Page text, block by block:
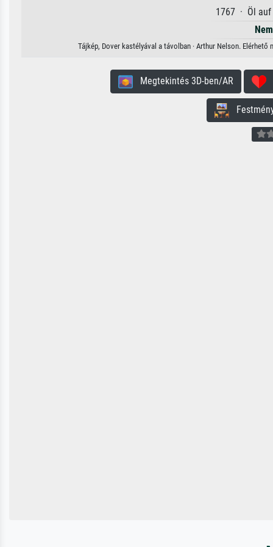
1767 · Öl
Tájkép, Dover kastélyával a távolban · Arthur Nelson.
Megtekintés 3D-ben/AR